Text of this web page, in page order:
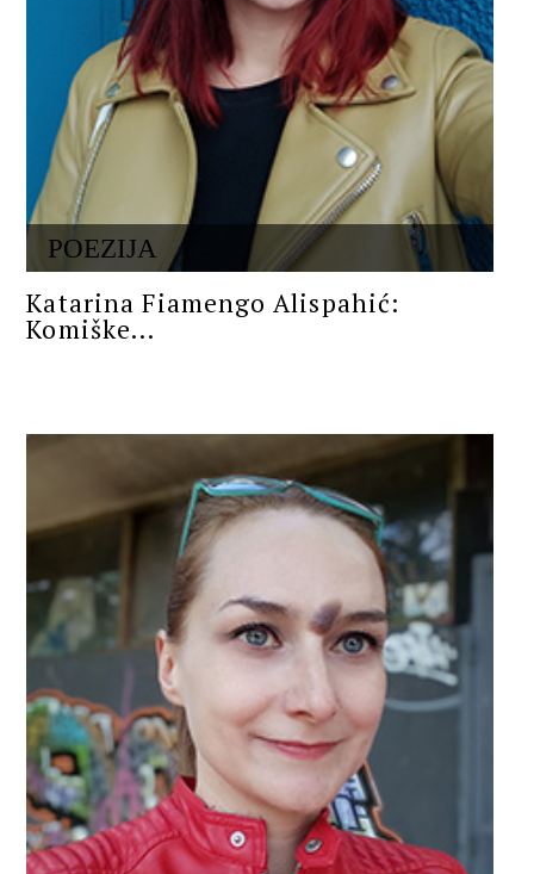
POEZIJA
Katarina Fiamengo Alispahić:
Komiške...